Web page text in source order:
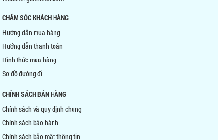
CHĂM SÓC KHÁCH HÀNG
Hướng dẫn mua hàng
Hướng dẫn thanh toán
Hình thức mua hàng
Sơ đồ đường đi
CHÍNH SÁCH BÁN HÀNG
Chính sách và quy định chung
Chính sách bảo hành
Chính sách bảo mật thông tin